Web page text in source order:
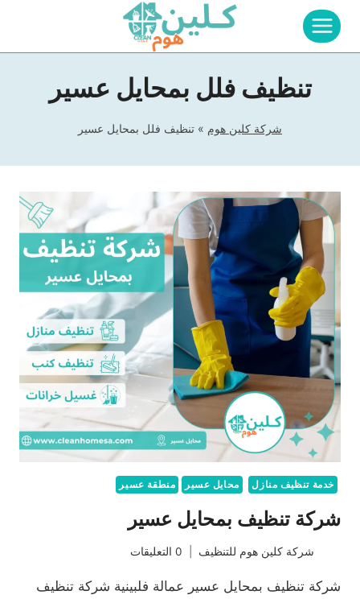
التجاوز
المحتوى
تنظيف فلل بمحايل عسير
شركة كلين هوم » تنظيف فلل بمحايل عسير
خدمة تنظيف منازل محايل عسير منطقة عسير
شركة تنظيف بمحايل عسير
شركة كلين هوم للتنظيف 0 التعليقات
شركة تنظيف بمحايل عسير عمالة فلبينية شركة تنظيف